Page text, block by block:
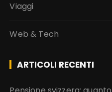
Viaggi
Web & Tech
ARTICOLI RECENTI